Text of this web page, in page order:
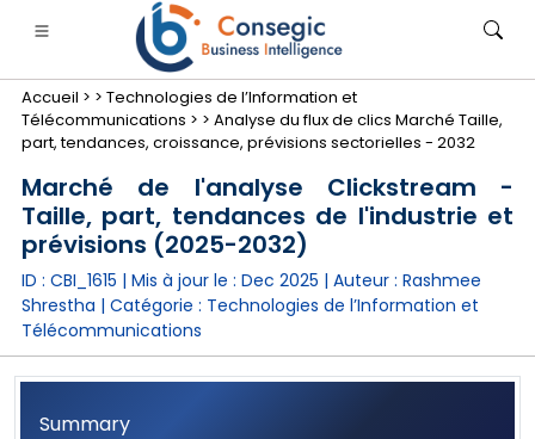
services financiers et assurance
• Biens de consommation
• Énergie et électricité
• étude de cas
Accueil > > Technologies de l’Information et
Télécommunications > > Analyse du flux de clics Marché Taille,
part, tendances, croissance, prévisions sectorielles - 2032
Marché de l'analyse Clickstream -
Taille, part, tendances de l'industrie et
prévisions (2025-2032)
ID : CBI_1615 | Mis à jour le : Dec 2025 | Auteur : Rashmee
Shrestha | Catégorie : Technologies de l’Information et
Télécommunications
Summary